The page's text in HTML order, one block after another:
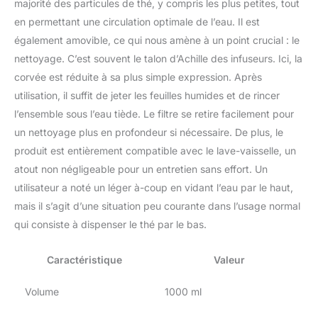
majorité des particules de thé, y compris les plus petites, tout
en permettant une circulation optimale de l’eau. Il est
également amovible, ce qui nous amène à un point crucial : le
nettoyage. C’est souvent le talon d’Achille des infuseurs. Ici, la
corvée est réduite à sa plus simple expression. Après
utilisation, il suffit de jeter les feuilles humides et de rincer
l’ensemble sous l’eau tiède. Le filtre se retire facilement pour
un nettoyage plus en profondeur si nécessaire. De plus, le
produit est entièrement compatible avec le lave-vaisselle, un
atout non négligeable pour un entretien sans effort. Un
utilisateur a noté un léger à-coup en vidant l’eau par le haut,
mais il s’agit d’une situation peu courante dans l’usage normal
qui consiste à dispenser le thé par le bas.
Caractéristique Valeur
Volume 1000 ml